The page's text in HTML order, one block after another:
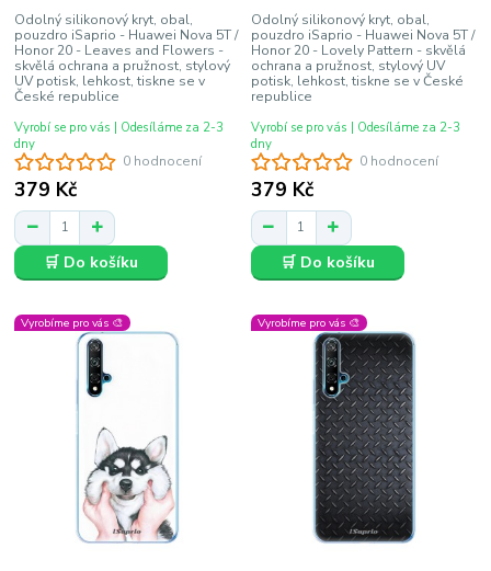
0 hodnocení
Odolný silikonový kryt, obal,
pouzdro iSaprio - Huawei Nova 5T /
Honor 20 - Leaves and Flowers -
skvělá ochrana a pružnost, stylový
UV potisk, lehkost, tiskne se v
České republice
379 Kč
Vyrobí se pro vás | Odesíláme za 2-3
dny
🛒 Do košíku
0 hodnocení
Odolný silikonový kryt, obal,
pouzdro iSaprio - Huawei Nova 5T /
Honor 20 - Lovely Pattern - skvělá
ochrana a pružnost, stylový UV
potisk, lehkost, tiskne se v České
republice
379 Kč
Vyrobí se pro vás | Odesíláme za 2-3
dny
🛒 Do košíku
Vyrobíme pro vás 🎨 Vyrobíme pro vás 🎨